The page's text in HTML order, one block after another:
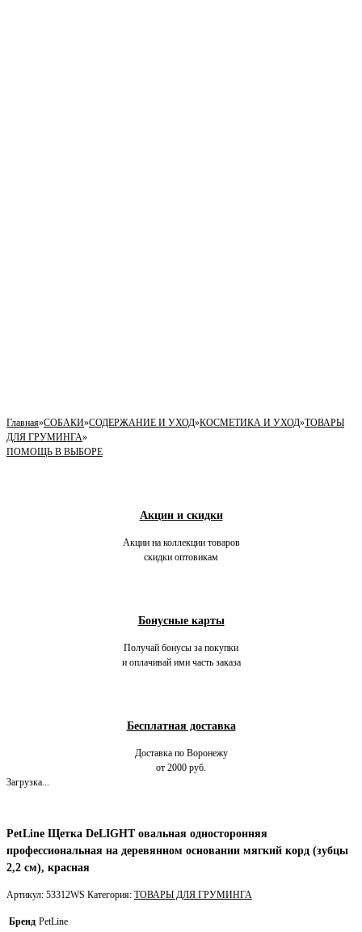
Главная»СОБАКИ»СОДЕРЖАНИЕ И УХОД»КОСМЕТИКА И УХОД»ТОВАРЫ
ДЛЯ ГРУМИНГА»
ПОМОЩЬ В ВЫБОРЕ
Акции и скидки
Акции на коллекции товаров
скидки оптовикам
Бонусные карты
Получай бонусы за покупки
и оплачивай ими часть заказа
Бесплатная доставка
Доставка по Воронежу
от 2000 руб.
Загрузка...
PetLine Щетка DeLIGHT овальная односторонняя
профессиональная на деревянном основании мягкий корд (зубцы
2,2 см), красная
Артикул: 53312WS Категория: ТОВАРЫ ДЛЯ ГРУМИНГА
Бренд PetLine